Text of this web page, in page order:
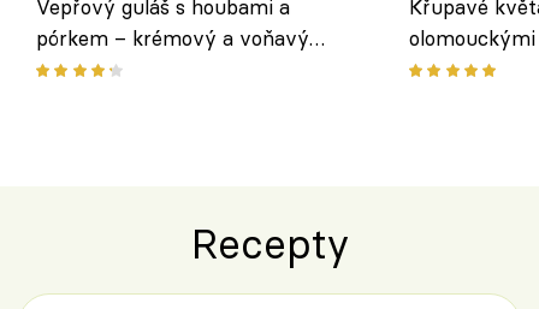
Vepřový guláš s houbami a
pórkem – krémový a voňavý
pokrm z jednoho hrnce
Křupavé
bezlepkový
Recepty